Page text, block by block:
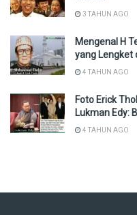
3 TAHUN AGO
Mengenal H
yang Lengket
4 TAHUN AGO
Foto Erick
Lukman Edy:
4 TAHUN AGO